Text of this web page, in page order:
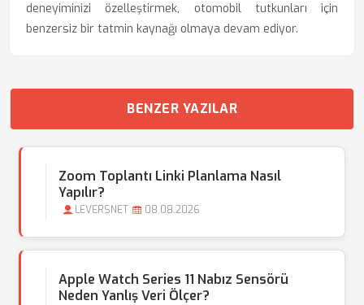
deneyiminizi özelleştirmek, otomobil tutkunları için
benzersiz bir tatmin kaynağı olmaya devam ediyor.
BENZER YAZILAR
Zoom Toplantı Linki Planlama Nasıl
Yapılır?
LEVERSNET 08.08.2026
Apple Watch Series 11 Nabız Sensörü
Neden Yanlış Veri Ölçer?